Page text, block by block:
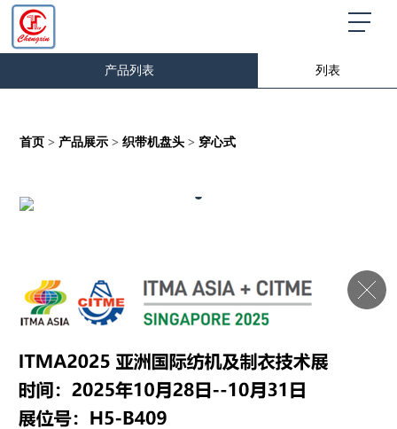
产品列表 列表
首页 > 产品展示 >织带机盘头 >穿心式
C-005 355x255
先进设备和生产技术